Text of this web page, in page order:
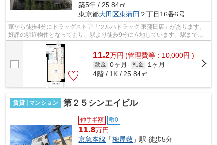
築5年 / 25.84㎡
東京都大田区東蒲田 ２丁目16番6号
家から徒歩4分にドラッグストア「ツルハドラッグ 東蒲田店」があります。
好評の駅近物件となっており、駅より徒歩9分に立地しています。駅まで平
坦な物件で、ラクに駅まで移動すること...
11.2万円 (管理費等：10,000円 )
敷金 0ヶ月 礼金
1ヶ月
4階 / 1K / 25.84㎡
賃貸 | マンション 第２５シンエイビル
仲手半額 敷0
11.8万円
京急本線 「梅屋敷 」駅 徒歩5分